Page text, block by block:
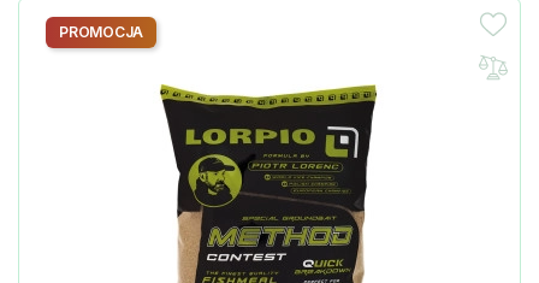
PROMOCJA